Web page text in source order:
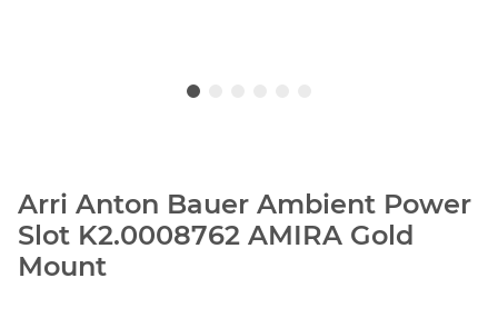
Arri Anton Bauer Ambient Power
Slot K2.0008762 AMIRA Gold
Mount